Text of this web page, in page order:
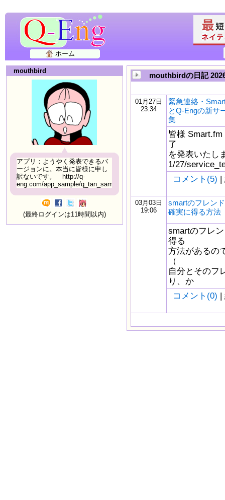
ホーム
mouthbird
アプリ：ようやく発表できるバ
ージョンに。本当に皆様に申し
訳ないです。 http://q-
eng.com/app_sample/q_tan_sample06.html
(最終ログインは11時間以内)
mouthbirdの日記
01月27日
23:34
緊急連絡・
とQ-Engの新サ
集
皆様
了
を発表いたし
1/27/
コメント(5) |
03月03日
19:06
smartのフレン
確実に得る方法
smartのフレ
得る
方法があるの
（
自分とそのフ
り、か
コメント(0) |